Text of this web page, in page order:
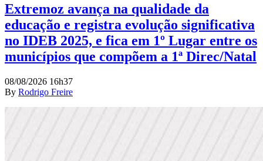
Extremoz avança na qualidade da
educação e registra evolução significativa
no IDEB 2025, e fica em 1º Lugar entre os
municípios que compõem a 1ª Direc/Natal
08/08/2026 16h37
By Rodrigo Freire